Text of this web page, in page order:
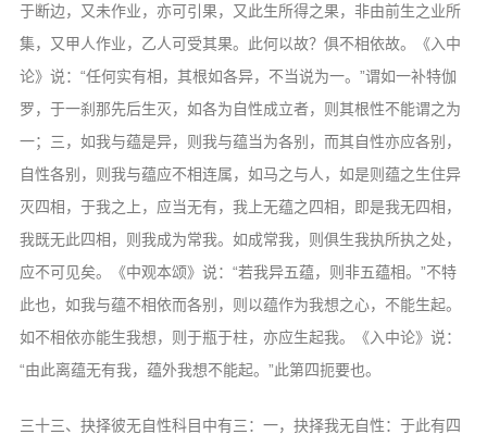
于断边，又未作业，亦可引果，又此生所得之果，非由前生之业所
集，又甲人作业，乙人可受其果。此何以故？俱不相依故。《入中
论》说：“任何实有相，其根如各异，不当说为一。”谓如一补特伽
罗，于一刹那先后生灭，如各为自性成立者，则其根性不能谓之为
一；三，如我与蕴是异，则我与蕴当为各别，而其自性亦应各别，
自性各别，则我与蕴应不相连属，如马之与人，如是则蕴之生住异
灭四相，于我之上，应当无有，我上无蕴之四相，即是我无四相，
我既无此四相，则我成为常我。如成常我，则俱生我执所执之处，
应不可见矣。《中观本颂》说：“若我异五蕴，则非五蕴相。”不特
此也，如我与蕴不相依而各别，则以蕴作为我想之心，不能生起。
如不相依亦能生我想，则于瓶于柱，亦应生起我。《入中论》说：
“由此离蕴无有我，蕴外我想不能起。”此第四扼要也。
三十三、抉择彼无自性科目中有三：一，抉择我无自性：于此有四